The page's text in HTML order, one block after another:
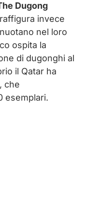
Dugong
raffigura invece
nel loro
ospita la
di dugonghi al
il Qatar ha
che
esemplari.